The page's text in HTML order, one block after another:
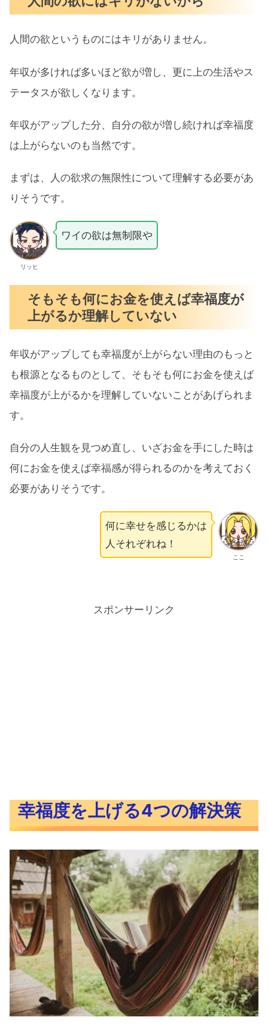
人間の欲というものにはキリがありません。
年収が多ければ多いほど欲が増し、更に上の生活やス
テータスが欲しくなります。
年収がアップした分、自分の欲が増し続ければ幸福度
は上がらないのも当然です。
まずは、人の欲求の無限性について理解する必要があ
りそうです。
リッヒ
ワイの欲は無制限や
そもそも何にお金を使えば幸福度が
上がるか理解していない
年収がアップしても幸福度が上がらない理由のもっと
も根源となるものとして、そもそも何にお金を使えば
幸福度が上がるかを理解していないことがあげられま
す。
自分の人生観を見つめ直し、いざお金を手にした時は
何にお金を使えば幸福感が得られるのかを考えておく
必要がありそうです。
ここ
何に幸せを感じるかは
人それぞれね！
スポンサーリンク
幸福度を上げる4つの解決策